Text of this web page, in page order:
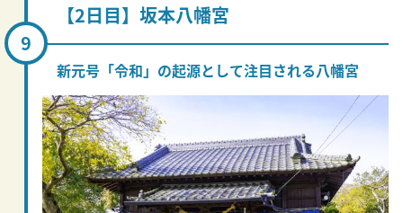
【2日目】坂本八幡宮
新元号「令和」の起源として注目される八幡宮